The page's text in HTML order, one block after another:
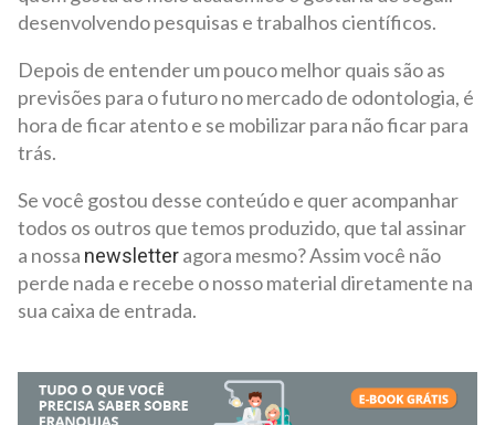
desenvolvendo pesquisas e trabalhos científicos.
Depois de entender um pouco melhor quais são as
previsões para o futuro no mercado de odontologia, é
hora de ficar atento e se mobilizar para não ficar para
trás.
Se você gostou desse conteúdo e quer acompanhar
todos os outros que temos produzido, que tal assinar
a nossa newsletteragora mesmo? Assim você não
perde nada e recebe o nosso material diretamente na
sua caixa de entrada.